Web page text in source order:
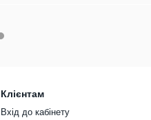
Клієнтам
Вхід до кабінету